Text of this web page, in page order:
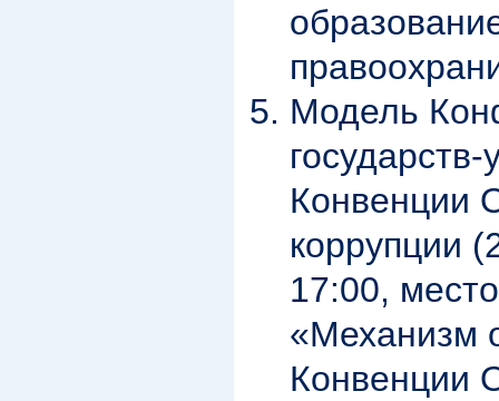
Модель
государств-
Конвенции
коррупции
17:00,
«Механизм
Конвенции